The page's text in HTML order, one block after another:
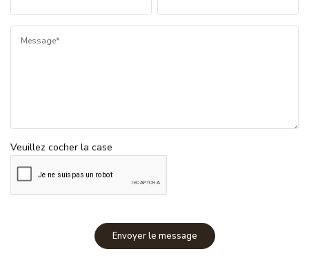
Message*
Veuillez cocher la case
Envoyer le message